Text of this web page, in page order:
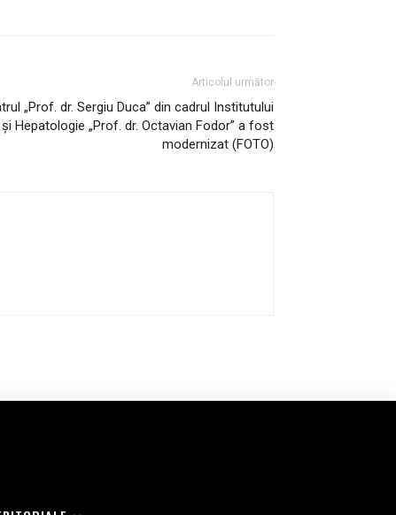
Articolul următor
„Prof. dr. Sergiu Duca” din cadrul Institutului
Hepatologie „Prof. dr. Octavian Fodor” a fost
modernizat (FOTO)